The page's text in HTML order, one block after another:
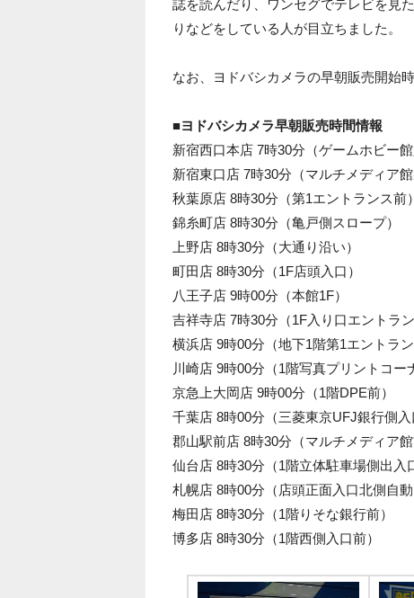
誌を読んだり、ワンセグでテレビを見
りなどをしている人が目立ちました。
なお、ヨドバシカメラの早朝販売開始
■ヨドバシカメラ早朝販売時間情報
新宿西口本店 7時30分（ゲームホビー館
新宿東口店 7時30分（マルチメディア館
秋葉原店 8時30分（第1エントランス前）
錦糸町店 8時30分（亀戸側スロープ）
上野店 8時30分（大通り沿い）
町田店 8時30分（1F店頭入口）
八王子店 9時00分（本館1F）
吉祥寺店 7時30分（1F入り口エントラン
横浜店 9時00分（地下1階第1エントラン
川崎店 9時00分（1階写真プリントコー
京急上大岡店 9時00分（1階DPE前）
千葉店 8時00分（三菱東京UFJ銀行側入
郡山駅前店 8時30分（マルチメディア館
仙台店 8時30分（1階立体駐車場側出入
札幌店 8時00分（店頭正面入口北側自動
梅田店 8時30分（1階りそな銀行前）
博多店 8時30分（1階西側入口前）